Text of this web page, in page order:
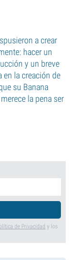
a crear
hacer un
y un breve
en la creación de
su Banana
la pena ser
de Privacidad y los